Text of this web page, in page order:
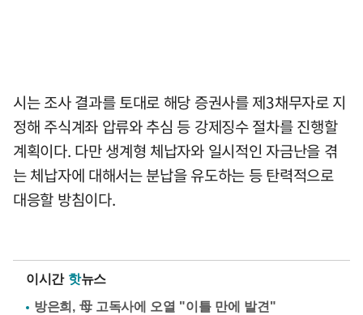
시는 조사 결과를 토대로 해당 증권사를 제3채무자로 지
정해 주식계좌 압류와 추심 등 강제징수 절차를 진행할
계획이다. 다만 생계형 체납자와 일시적인 자금난을 겪
는 체납자에 대해서는 분납을 유도하는 등 탄력적으로
대응할 방침이다.
이시간 핫뉴스
방은희, 母 고독사에 오열 "이틀 만에 발견"